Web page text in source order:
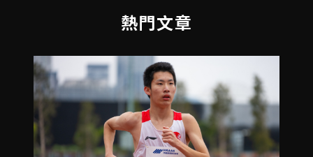
熱門文章